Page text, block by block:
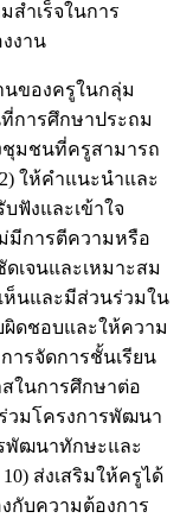
สำเร็จในการ
งาน
นของครูในกลุ่ม
การศึกษาประถม
ชุมชนที่ครูสามารถ
ให้คำแนะนำและ
ฟังและเข้าใจ
มีการตีความหรือ
เจนและเหมาะสม
ห็นและมีส่วนร่วมใน
ผิดชอบและให้ความ
ารจัดการชั้นเรียน
ในการศึกษาต่อ
วมโครงการพัฒนา
พัฒนาทักษะและ
ส่งเสริมให้ครูได้
กับความต้องการ